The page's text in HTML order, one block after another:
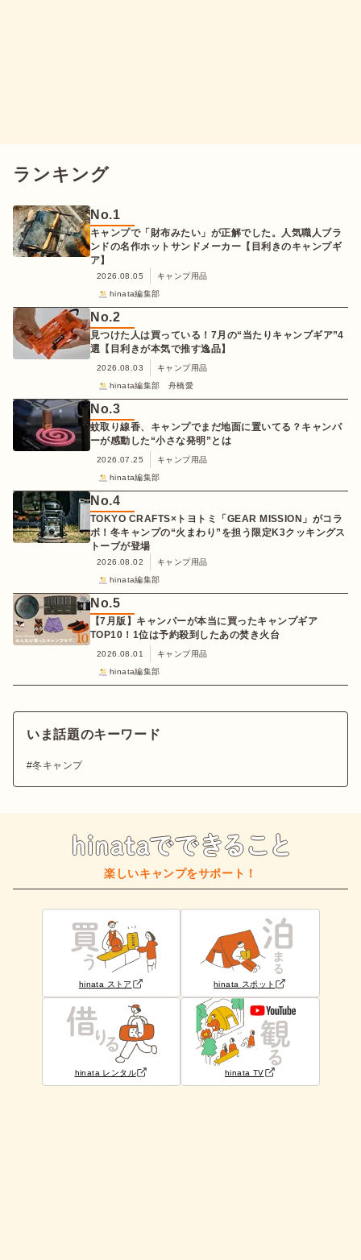
ランキング
No.1
キャンプで「財布みたい」が正解でした。人気職人ブラ
ンドの名作ホットサンドメーカー【目利きのキャンプギ
ア】
2026.08.05
キャンプ用品
hinata編集部
No.2
見つけた人は買っている！7月の“当たりキャンプギア”4
選【目利きが本気で推す逸品】
2026.08.03
キャンプ用品
hinata編集部 舟橋愛
No.3
蚊取り線香、キャンプでまだ地面に置いてる？キャンパ
ーが感動した“小さな発明”とは
2026.07.25
キャンプ用品
hinata編集部
No.4
TOKYO CRAFTS×トヨトミ「GEAR MISSION」がコラ
ボ！冬キャンプの“火まわり”を担う限定K3クッキングス
トーブが登場
2026.08.02
キャンプ用品
hinata編集部
No.5
【7月版】キャンパーが本当に買ったキャンプギア
TOP10！1位は予約殺到したあの焚き火台
2026.08.01
キャンプ用品
hinata編集部
いま話題のキーワード
冬キャンプ
楽しいキャンプをサポート！
hinata ストア hinata スポット
hinata レンタル hinata TV